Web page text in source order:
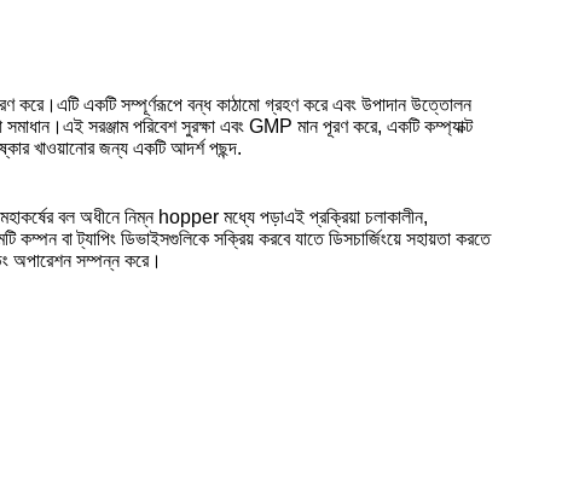
করে।এটি একটি সম্পূর্ণরূপে বন্ধ কাঠামো গ্রহণ করে এবং উপাদান উত্তোলন
সরঞ্জাম পরিবেশ সুরক্ষা এবং GMP মান পূরণ করে, একটি কম্প্যাক্ট
খাওয়ানোর জন্য একটি আদর্শ পছন্দ.
বল অধীনে নিম্ন hopper মধ্যে পড়াএই প্রক্রিয়া চলাকালীন,
বা ট্যাপিং ডিভাইসগুলিকে সক্রিয় করবে যাতে ডিসচার্জিংয়ে সহায়তা করতে
অপারেশন সম্পন্ন করে।